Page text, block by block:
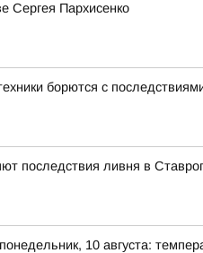
Сергея Пархисенко
борются с
последствия ливня в
10 августа: